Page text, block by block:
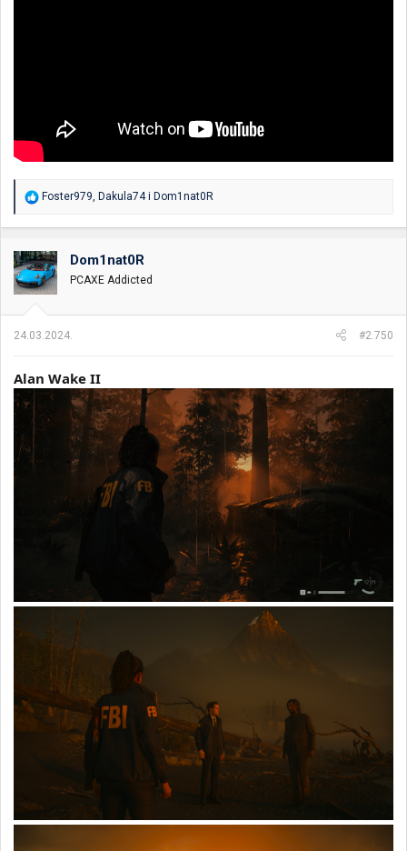
R
a
o
v
a
n
:
Foster979, Dakula74i Dom1nat0R
Dom1nat0R
PCAXE Addicted
24.03.2024. #2.750
Alan Wake II